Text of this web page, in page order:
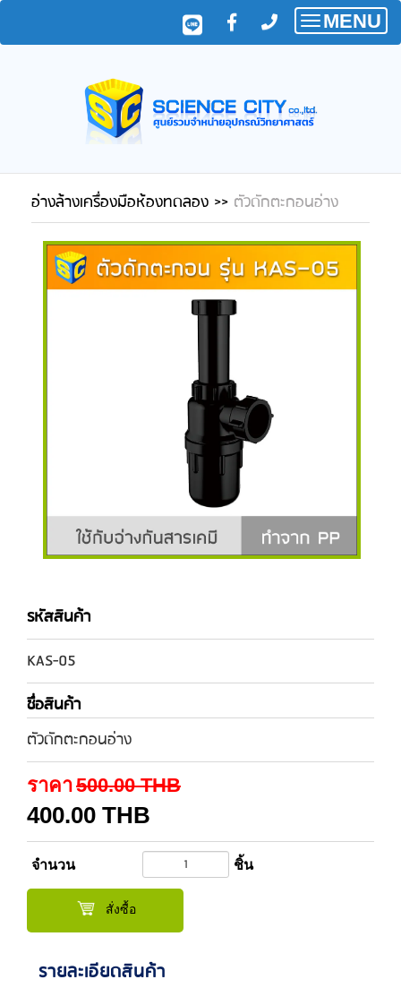
Toggle
MENU
อ่างล้างเครื่องมือห้องทดลอง>> ตัวดักตะกอนอ่าง
รหัสสินค้า
KAS-05
ชื่อสินค้า
ตัวดักตะกอนอ่าง
ราคา500.00 THB
400.00 THB
จำนวน ชิ้น
สั่งซื้อ
รายละเอียดสินค้า